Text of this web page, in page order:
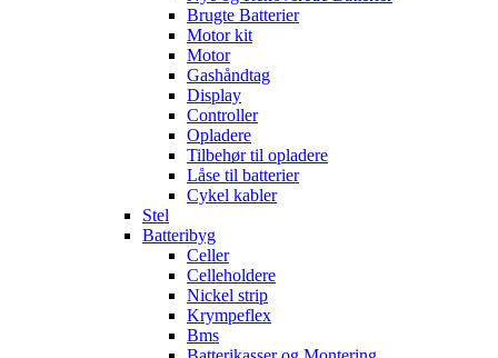
Brugte Batterier
Motor kit
Motor
Gashåndtag
Display
Controller
Opladere
Tilbehør til opladere
Låse til batterier
Cykel kabler
Stel
Batteribyg
Celler
Celleholdere
Nickel strip
Krympeflex
Bms